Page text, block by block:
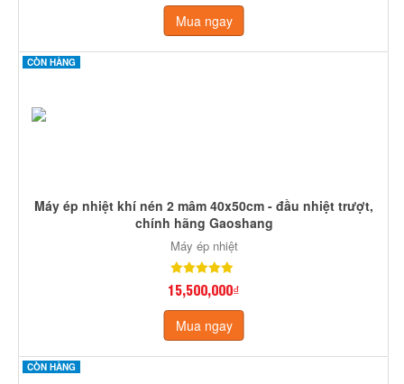
Mua ngay
CÒN HÀNG
Máy ép nhiệt khí nén 2 mâm 40x50cm - đầu nhiệt trượt,
chính hãng Gaoshang
Máy ép nhiệt
15,500,000₫
Mua ngay
CÒN HÀNG